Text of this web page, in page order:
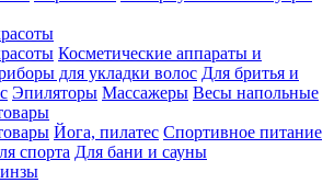
Косметические аппараты и
для укладки волос Для бритья и
Эпиляторы Массажеры Весы напольные
Йога, пилатес Спортивное питание
спорта Для бани и сауны